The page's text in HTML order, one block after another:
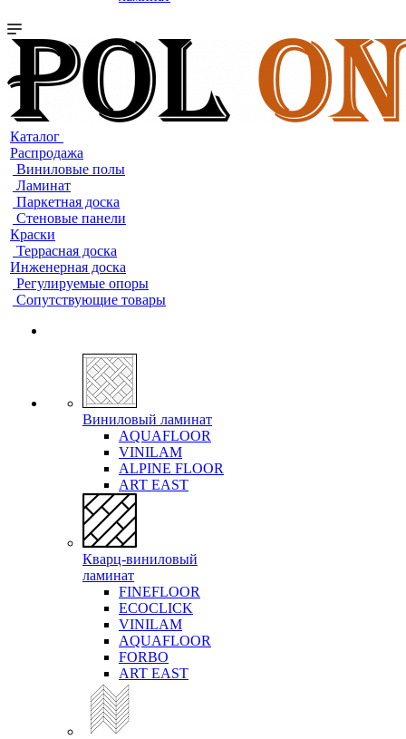
Каталог
Распродажа
Виниловые полы
Ламинат
Паркетная доска
Стеновые панели
Краски
Террасная доска
Инженерная доска
Регулируемые опоры
Сопутствующие товары
Виниловый ламинат
AQUAFLOOR
VINILAM
ALPINE FLOOR
ART EAST
Кварц-виниловый
ламинат
FINEFLOOR
ECOCLICK
VINILAM
AQUAFLOOR
FORBO
ART EAST